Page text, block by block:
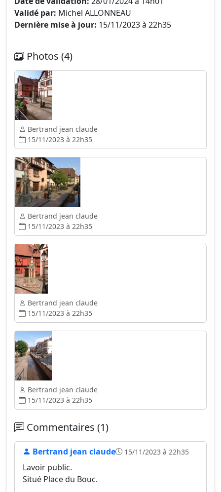
Validé par: Michel ALLONNEAU
Dernière mise à jour: 15/11/2023 à 22h35
Photos (4)
Bertrand jean claude
15/11/2023 à 22h35
Bertrand jean claude
15/11/2023 à 22h35
Bertrand jean claude
15/11/2023 à 22h35
Bertrand jean claude
15/11/2023 à 22h35
Commentaires (1)
Bertrand jean claude 15/11/2023 à 22h35
Lavoir public.
Situé Place du Bouc.